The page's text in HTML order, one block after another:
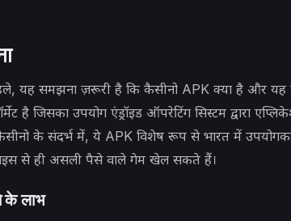
यह समझना ज़रूरी है कि कैसीनो APK क्या है और
है जिसका उपयोग एंड्रॉइड ऑपरेटिंग सिस्टम द्वारा
के संदर्भ में, ये APK विशेष रूप से भारत में
से ही असली पैसे वाले गेम खेल सकते हैं।
के लाभ